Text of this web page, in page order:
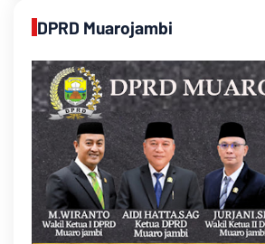
DPRD Muarojambi